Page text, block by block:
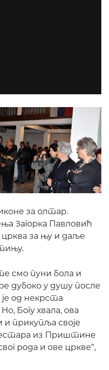
за олтар.
Загорка Павловић
за њу и даље
смо пуни бола и
дубоко у душу после
је од некрста
Богу хвала, ова
прикупља своје
из Приштине
рода и ове цркве”,